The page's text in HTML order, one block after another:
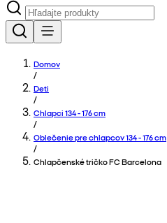
Domov
/
Deti
/
Chlapci 134 - 176 cm
/
Oblečenie pre chlapcov 134 - 176 cm
/
Chlapčenské tričko FC Barcelona